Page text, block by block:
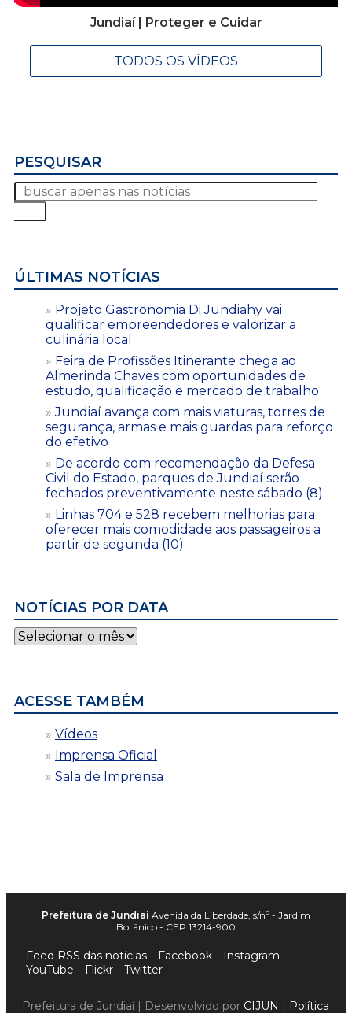
Jundiaí | Proteger e Cuidar
TODOS OS VÍDEOS
PESQUISAR
ÚLTIMAS NOTÍCIAS
Projeto Gastronomia Di Jundiahy vai
qualificar empreendedores e valorizar a
culinária local
Feira de Profissões Itinerante chega ao
Almerinda Chaves com oportunidades de
estudo, qualificação e mercado de trabalho
Jundiaí avança com mais viaturas, torres de
segurança, armas e mais guardas para reforço
do efetivo
De acordo com recomendação da Defesa
Civil do Estado, parques de Jundiaí serão
fechados preventivamente neste sábado (8)
Linhas 704 e 528 recebem melhorias para
oferecer mais comodidade aos passageiros a
partir de segunda (10)
NOTÍCIAS POR DATA
Notícias
por
ACESSE TAMBÉM
Vídeos
Imprensa Oficial
Sala de Imprensa
Prefeitura de Jundiaí Avenida da Liberdade, s/nº - Jardim
Botânico - CEP 13214-900
Feed RSS das notícias Facebook
Instagram
YouTube
Flickr Twitter
Prefeitura de Jundiaí | Desenvolvido por CIJUN | Política